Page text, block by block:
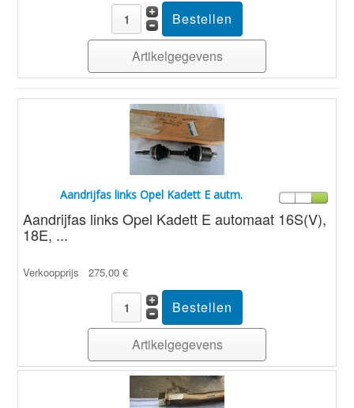
Artikelgegevens
Aandrijfas links Opel Kadett E autm.
Aandrijfas links Opel Kadett E automaat 16S(V),
18E, ...
Verkoopprijs 275,00 €
Artikelgegevens